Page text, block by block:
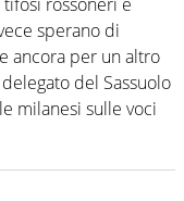
sperano di
ancora per un altro
del Sassuolo
milanesi sulle voci